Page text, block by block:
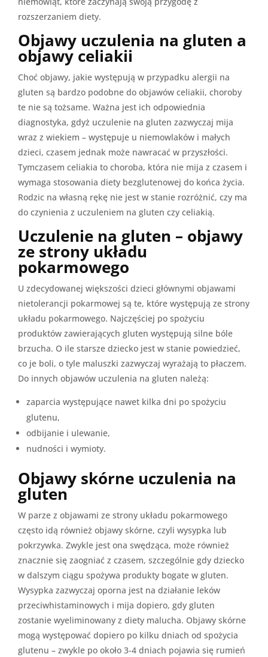
rozszerzaniem diety.
Objawy uczulenia na gluten a
objawy celiakii
Choć objawy, jakie występują w przypadku alergii na
gluten są bardzo podobne do objawów celiakii, choroby
te nie są tożsame. Ważna jest ich odpowiednia
diagnostyka, gdyż uczulenie na gluten zazwyczaj mija
wraz z wiekiem – występuje u niemowlaków i małych
dzieci, czasem jednak może nawracać w przyszłości.
Tymczasem celiakia to choroba, która nie mija z czasem i
wymaga stosowania diety bezglutenowej do końca życia.
Rodzic na własną rękę nie jest w stanie rozróżnić, czy ma
do czynienia z uczuleniem na gluten czy celiakią.
Uczulenie na gluten – objawy
ze strony układu
pokarmowego
U zdecydowanej większości dzieci głównymi objawami
nietolerancji pokarmowej są te, które występują ze strony
układu pokarmowego. Najczęściej po spożyciu
produktów zawierających gluten występują silne bóle
brzucha. O ile starsze dziecko jest w stanie powiedzieć,
co je boli, o tyle maluszki zazwyczaj wyrażają to płaczem.
Do innych objawów uczulenia na gluten należą:
zaparcia występujące nawet kilka dni po spożyciu
glutenu,
odbijanie i ulewanie,
nudności i wymioty.
Objawy skórne uczulenia na
gluten
W parze z objawami ze strony układu pokarmowego
często idą również objawy skórne, czyli wysypka lub
pokrzywka. Zwykle jest ona swędząca, może również
znacznie się zaogniać z czasem, szczególnie gdy dziecko
w dalszym ciągu spożywa produkty bogate w gluten.
Wysypka zazwyczaj oporna jest na działanie leków
przeciwhistaminowych i mija dopiero, gdy gluten
zostanie wyeliminowany z diety malucha. Objawy skórne
mogą występować dopiero po kilku dniach od spożycia
glutenu – zwykle po około 3-4 dniach pojawia się rumień